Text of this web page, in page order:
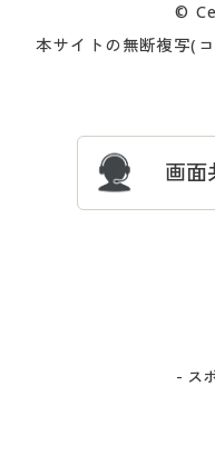
プレゼント＆キャンペーン
ついて
©
本サイトの無断複写(
画面
- ス